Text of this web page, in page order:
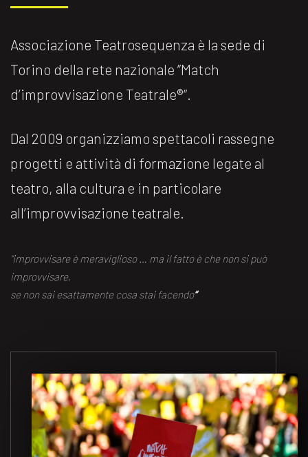
Associazione Teatrosequenza è la sede di
Torino della rete nazionale ”Match
d’improvvisazione Teatrale®️“.
Dal 2009 organizziamo spettacoli rassegne
progetti e attività di formazione legate al
teatro, alla cultura e in particolare
all’improvvisazione teatrale.
“improvvisare è meraviglioso … ma il fatto è che non si può
improvvisare,
se non sai esattamente cosa stai facendo“